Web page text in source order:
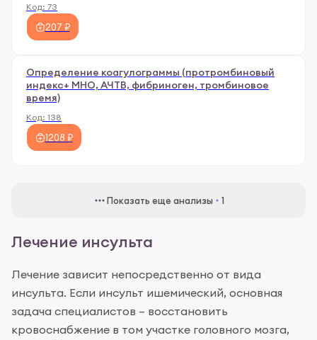
Код: 73
207 ₽
Определение коагулограммы (протромбиновый
индекс+ МНО, АЧТВ, фибриноген, тромбиновое
время)
Код: 138
1208 ₽
Показать еще анализы 1
Лечение инсульта
Лечение зависит непосредственно от вида
инсульта. Если инсульт ишемический, основная
задача специалистов – восстановить
кровоснабжение в том участке головного мозга,